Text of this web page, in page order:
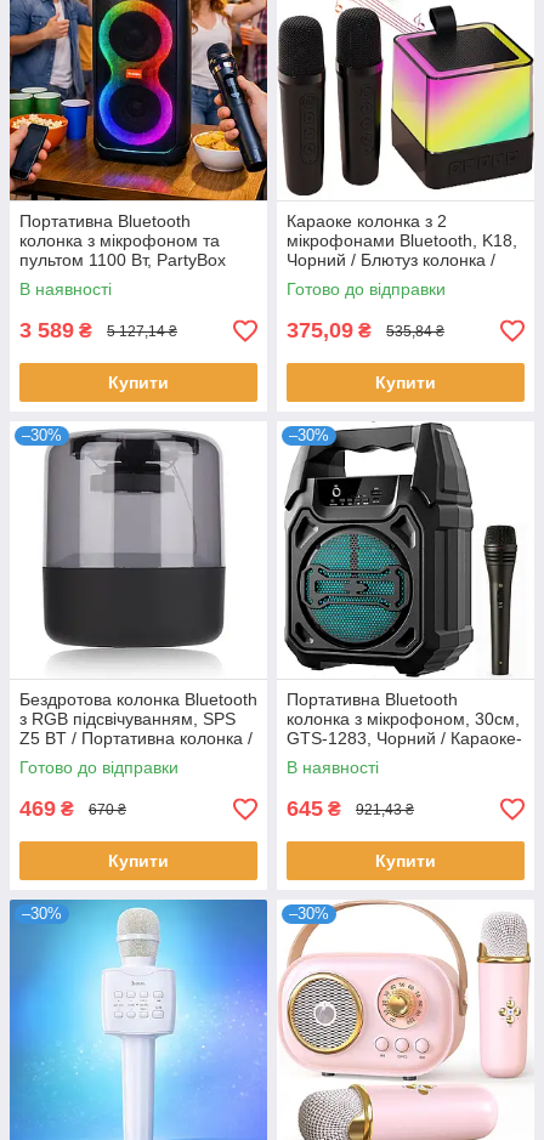
Портативна Bluetooth
колонка з мікрофоном та
пультом 1100 Вт, PartyBox
320, Чорний / Портативна
акустика / Блютуз колонка
В наявності
3 589 ₴ 5 127,14 ₴
Купити
Караоке колонка з 2
мікрофонами Bluetooth, K18,
Чорний / Блютуз колонка /
Портативна колонка
Готово до відправки
375,09 ₴ 535,84 ₴
Купити
–30%
Бездротова колонка Bluetooth
з RGB підсвічуванням, SPS
Z5 BT / Портативна колонка /
Мобільна колонка
Готово до відправки
469 ₴ 670 ₴
Купити
–30%
Портативна Bluetooth
колонка з мікрофоном, 30см,
GTS-1283, Чорний / Караоке-
система / Автономна
акустична система
В наявності
645 ₴ 921,43 ₴
Купити
–30% –30%